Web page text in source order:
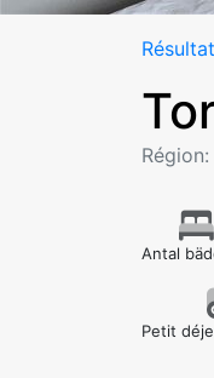
Antal
Petit